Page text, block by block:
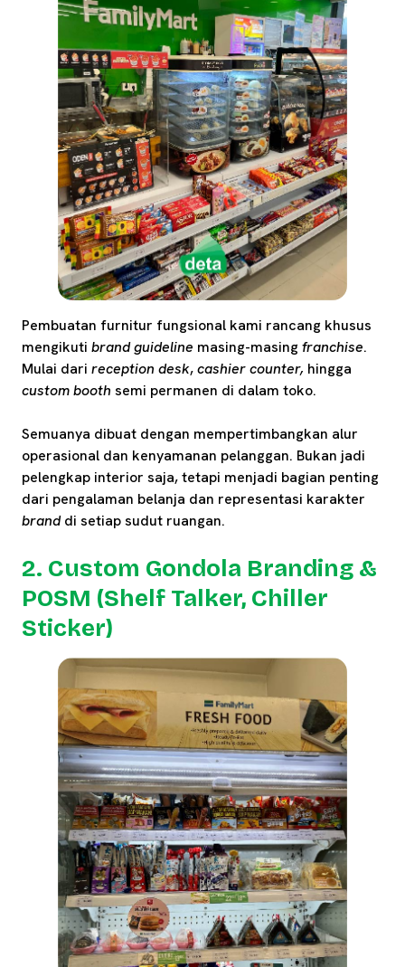
Pembuatan furnitur fungsional kami rancang khusus
mengikuti brand guideline masing-masingfranchise.
Mulai dari reception desk,cashier counter, hingga
custom booth semi permanen di dalam toko.
Semuanya dibuat dengan mempertimbangkan alur
operasional dan kenyamanan pelanggan. Bukan jadi
pelengkap interior saja, tetapi menjadi bagian penting
dari pengalaman belanja dan representasi karakter
branddi setiap sudut ruangan.
2. Custom Gondola Branding &
POSM (Shelf Talker, Chiller
Sticker)